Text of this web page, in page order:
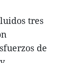
tres
de